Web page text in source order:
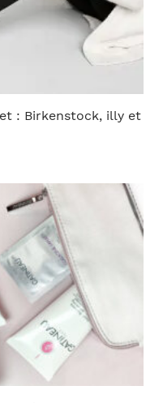
: Birkenstock, illy et